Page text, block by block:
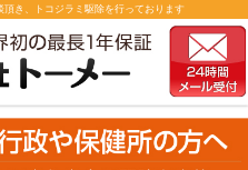
き、トコジラミ駆除を行っております